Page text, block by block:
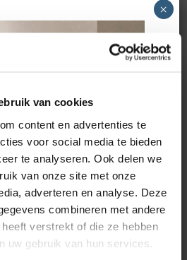
van cookies
content en advertenties te
voor social media te bieden
te analyseren. Ook delen we
van onze site met onze
adverteren en analyse. Deze
combineren met andere
verstrekt of die ze hebben
uw gebruik van hun services.
MDF plint
×